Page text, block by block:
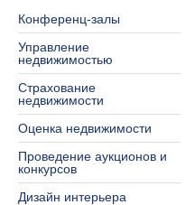
Конференц-залы
Управление
недвижимостью
Страхование
недвижимости
Оценка недвижимости
Проведение аукционов и
конкурсов
Дизайн интерьера